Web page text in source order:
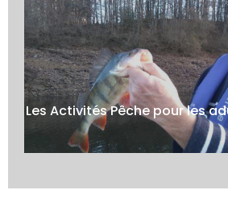
Les Activités Pêche pour les